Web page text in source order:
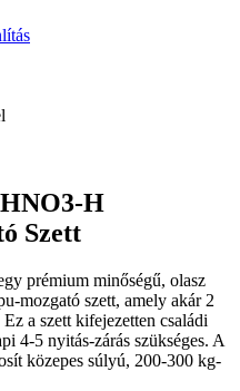
H
Szett
prémium minőségű, olasz
mozgató szett, amely akár 2
a szett kifejezetten családi
4-5 nyitás-zárás szükséges. A
közepes súlyú, 200-300 kg-